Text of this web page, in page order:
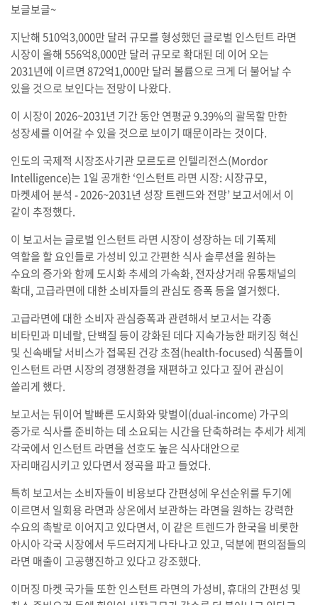
보글보글~
지난해 510억3,000만 달러 규모를 형성했던 글로벌 인스턴트 라면
시장이 올해 556억8,000만 달러 규모로 확대된 데 이어 오는
2031년에 이르면 872억1,000만 달러 볼륨으로 크게 더 불어날 수
있을 것으로 보인다는 전망이 나왔다.
이 시장이 2026~2031년 기간 동안 연평균 9.39%의 괄목할 만한
성장세를 이어갈 수 있을 것으로 보이기 때문이라는 것이다.
인도의 국제적 시장조사기관 모르도르 인텔리전스(Mordor
Intelligence)는 1일 공개한 ‘인스턴트 라면 시장: 시장규모,
마켓셰어 분석 - 2026~2031년 성장 트렌드와 전망’ 보고서에서 이
같이 추정했다.
이 보고서는 글로벌 인스턴트 라면 시장이 성장하는 데 기폭제
역할을 할 요인들로 가성비 있고 간편한 식사 솔루션을 원하는
수요의 증가와 함께 도시화 추세의 가속화, 전자상거래 유통채널의
확대, 고급라면에 대한 소비자들의 관심도 증폭 등을 열거했다.
고급라면에 대한 소비자 관심증폭과 관련해서 보고서는 각종
비타민과 미네랄, 단백질 등이 강화된 데다 지속가능한 패키징 혁신
및 신속배달 서비스가 접목된 건강 초점(health-focused) 식품들이
인스턴트 라면 시장의 경쟁환경을 재편하고 있다고 짚어 관심이
쏠리게 했다.
보고서는 뒤이어 발빠른 도시화와 맞벌이(dual-income) 가구의
증가로 식사를 준비하는 데 소요되는 시간을 단축하려는 추세가 세계
각국에서 인스턴트 라면을 선호도 높은 식사대안으로
자리매김시키고 있다면서 정곡을 파고 들었다.
특히 보고서는 소비자들이 비용보다 간편성에 우선순위를 두기에
이르면서 일회용 라면과 상온에서 보관하는 라면을 원하는 강력한
수요의 촉발로 이어지고 있다면서, 이 같은 트렌드가 한국을 비롯한
아시아 각국 시장에서 두드러지게 나타나고 있고, 덕분에 편의점들의
라면 매출이 고공행진하고 있다고 강조했다.
이머징 마켓 국가들 또한 인스턴트 라면의 가성비, 휴대의 간편성 및